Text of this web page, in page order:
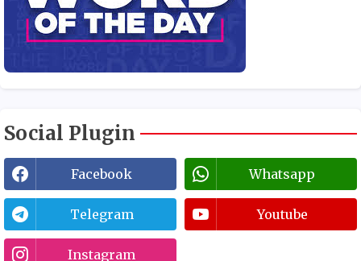
Social Plugin
Facebook Whatsapp
Telegram Youtube
Instagram